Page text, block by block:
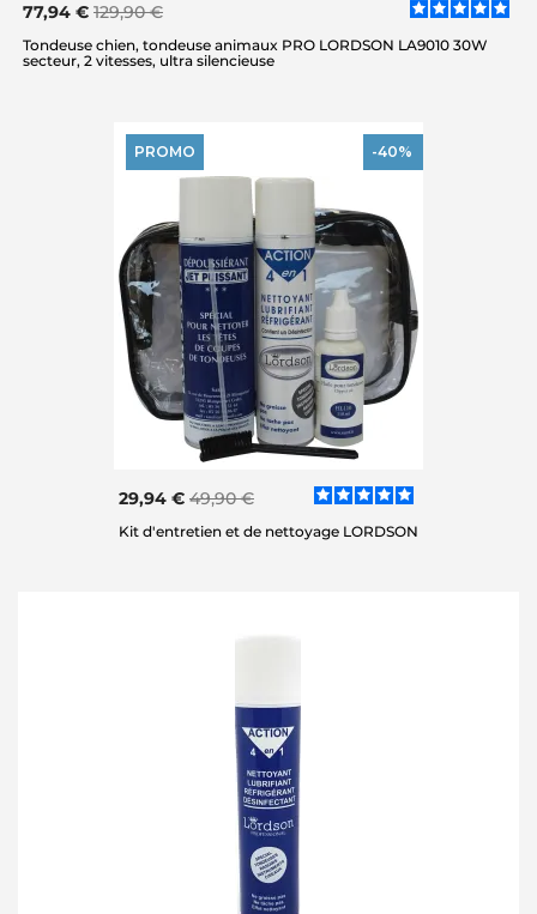
77,94 € 129,90 €
Tondeuse chien, tondeuse animaux PRO LORDSON LA9010 30W
secteur, 2 vitesses, ultra silencieuse
PROMO -40%
29,94 € 49,90 €
Kit d'entretien et de nettoyage LORDSON